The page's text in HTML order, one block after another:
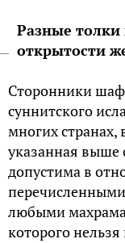
Разные толки
открытости
Сторонники
суннитского
многих странах,
указанная выше
допустима в
любыми
которого